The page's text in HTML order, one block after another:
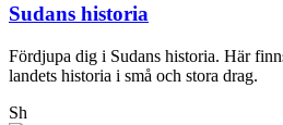
Sudans historia
Fördjupa dig i Sudans historia. Här
landets historia i små och stora drag.
Sh